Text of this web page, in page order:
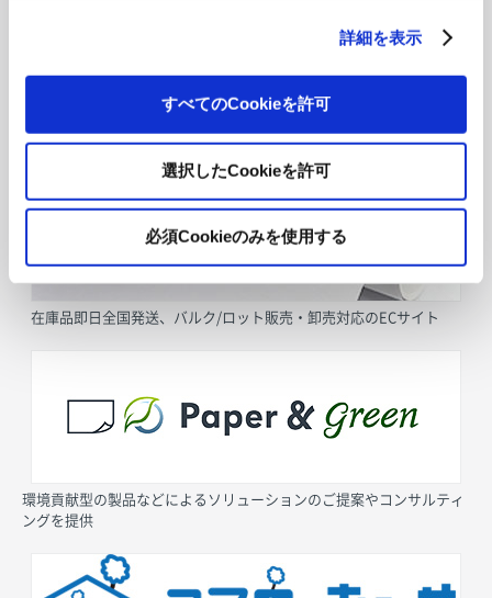
詳細を表示
すべてのCookieを許可
選択したCookieを許可
必須Cookieのみを使用する
採用情報
在庫品即日全国発送、バルク/ロット販売・卸売対応のECサイト
環境貢献型の製品などによるソリューションのご提案やコンサルティ
ングを提供